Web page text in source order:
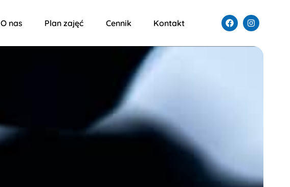
O nas Plan zajęć Cennik Kontakt